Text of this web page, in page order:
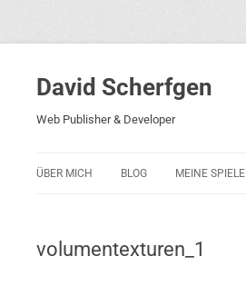
David Scherfgen
Web Publisher & Developer
ÜBER MICH BLOG MEINE SPIELE
BLOCKS 2001
volumentexturen_1